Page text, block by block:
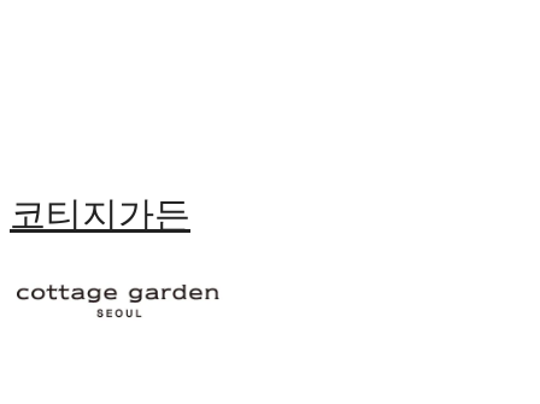
코티지가든